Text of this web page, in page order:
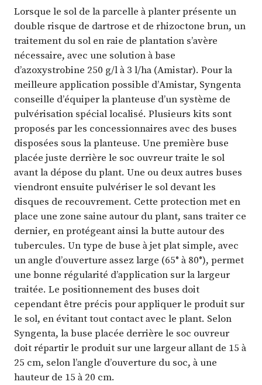
Lorsque le sol de la parcelle à planter présente un
double risque de dartrose et de rhizoctone brun, un
traitement du sol en raie de plantation s’avère
nécessaire, avec une solution à base
d’azoxystrobine 250 g/l à 3 l/ha (Amistar). Pour la
meilleure application possible d’Amistar, Syngenta
conseille d’équiper la planteuse d’un système de
pulvérisation spécial localisé. Plusieurs kits sont
proposés par les concessionnaires avec des buses
disposées sous la planteuse. Une première buse
placée juste derrière le soc ouvreur traite le sol
avant la dépose du plant. Une ou deux autres buses
viendront ensuite pulvériser le sol devant les
disques de recouvrement. Cette protection met en
place une zone saine autour du plant, sans traiter ce
dernier, en protégeant ainsi la butte autour des
tubercules. Un type de buse à jet plat simple, avec
un angle d’ouverture assez large (65° à 80°), permet
une bonne régularité d’application sur la largeur
traitée. Le positionnement des buses doit
cependant être précis pour appliquer le produit sur
le sol, en évitant tout contact avec le plant. Selon
Syngenta, la buse placée derrière le soc ouvreur
doit répartir le produit sur une largeur allant de 15 à
25 cm, selon l’angle d’ouverture du soc, à une
hauteur de 15 à 20 cm.